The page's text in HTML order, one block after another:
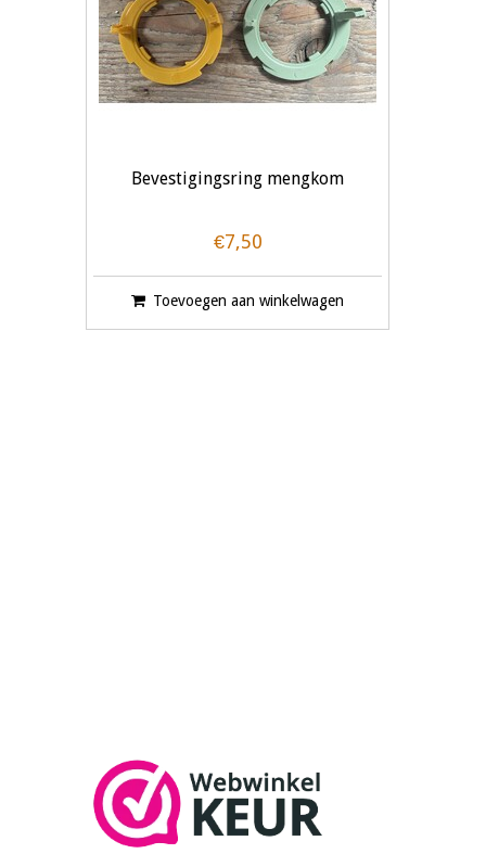
Bevestigingsring mengkom
€7,50
Toevoegen aan winkelwagen